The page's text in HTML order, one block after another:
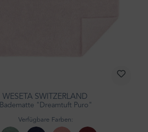
WESETA SWITZERLAND
Badematte "Dreamtuft Puro"
Verfügbare Farben: